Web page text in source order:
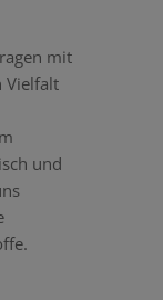
mit
Vielfalt
und